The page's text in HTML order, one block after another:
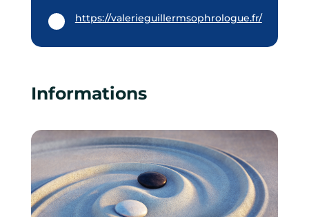
https://valerieguillermsophrologue.fr/
Informations